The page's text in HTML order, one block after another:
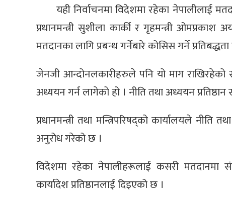
यही निर्वाचनमा विदेशमा रहेका नेपालीलाई
प्रधानमन्त्री सुशीला कार्की र गृहमन्त्री
मतदानका लागि प्रबन्ध गर्नेबारे कोसिस गर्ने
जेनजी आन्दोनलकारीहरुले पनि यो माग राखिरहेको
अध्ययन गर्न लागेको हो । नीति तथा अध्ययन
प्रधानमन्त्री तथा मन्त्रिपरिषद्को कार्यालयले नीति
अनुरोध गरेको छ ।
विदेशमा रहेका नेपालीहरूलाई कसरी मतदानमा
कार्यादेश प्रतिष्ठानलाई दिइएको छ ।